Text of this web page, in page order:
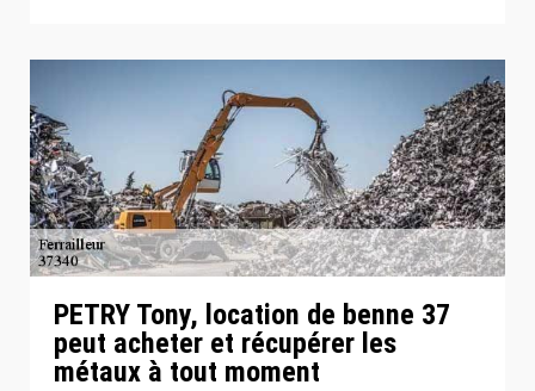
PETRY Tony, location de benne 37
peut acheter et récupérer les
métaux à tout moment